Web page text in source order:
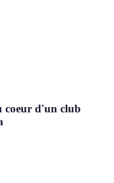
coeur d'un club